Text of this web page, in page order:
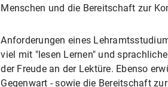
Menschen und die Bereitschaft zur
Anforderungen eines
viel mit "lesen Lernen" und
der Freude an der Lektüre. Ebenso
Gegenwart - sowie die Bereitschaft